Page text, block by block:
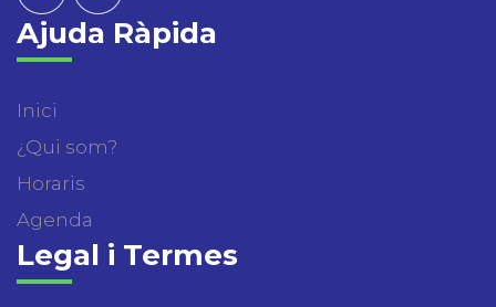
Ajuda Ràpida
Inici
¿Qui som?
Horaris
Agenda
Legal i Termes